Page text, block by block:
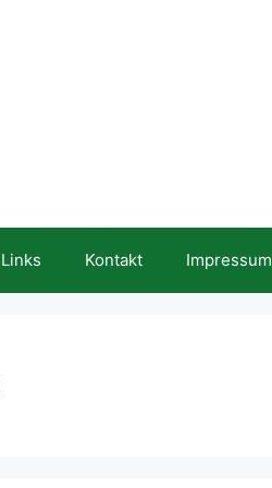
Links Kontakt Impressum